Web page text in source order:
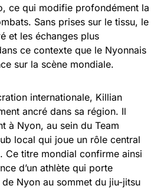
ce qui modifie profondément la
Sans prises sur le tissu, le
et les échanges plus
ce contexte que le Nyonnais
sur la scène mondiale.
internationale, Killian
ancré dans sa région. Il
à Nyon, au sein du Team
local qui joue un rôle central
Ce titre mondial confirme ainsi
d’un athlète qui porte
Nyon au sommet du jiu-jitsu